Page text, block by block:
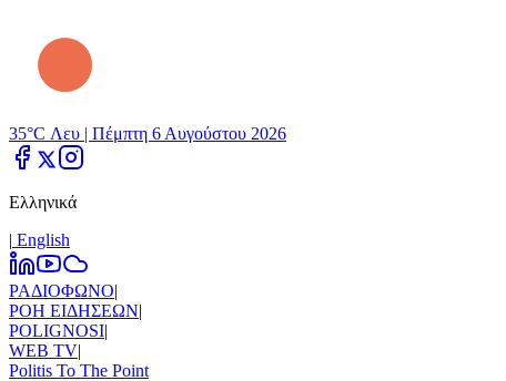
35°C Λευ | Πέμπτη 6 Αυγούστου 2026
Ελληνικά
| Εnglish
ΡΑΔΙΟΦΩΝΟ|
ΡΟΗ ΕΙΔΗΣΕΩΝ|
POLIGNOSI|
WEB TV|
Politis To The Point